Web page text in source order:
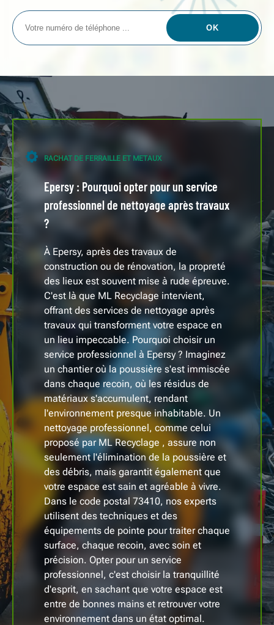
RACHAT DE FERRAILLE ET METAUX
Epersy : Pourquoi opter pour un service
professionnel de nettoyage après travaux
?
À Epersy, après des travaux de
construction ou de rénovation, la propreté
des lieux est souvent mise à rude épreuve.
C'est là que ML Recyclage intervient,
offrant des services de nettoyage après
travaux qui transforment votre espace en
un lieu impeccable. Pourquoi choisir un
service professionnel à Epersy ? Imaginez
un chantier où la poussière s'est immiscée
dans chaque recoin, où les résidus de
matériaux s'accumulent, rendant
l'environnement presque inhabitable. Un
nettoyage professionnel, comme celui
proposé par ML Recyclage , assure non
seulement l'élimination de la poussière et
des débris, mais garantit également que
votre espace est sain et agréable à vivre.
Dans le code postal 73410, nos experts
utilisent des techniques et des
équipements de pointe pour traiter chaque
surface, chaque recoin, avec soin et
précision. Opter pour un service
professionnel, c'est choisir la tranquillité
d'esprit, en sachant que votre espace est
entre de bonnes mains et retrouver votre
environnement dans un état optimal.